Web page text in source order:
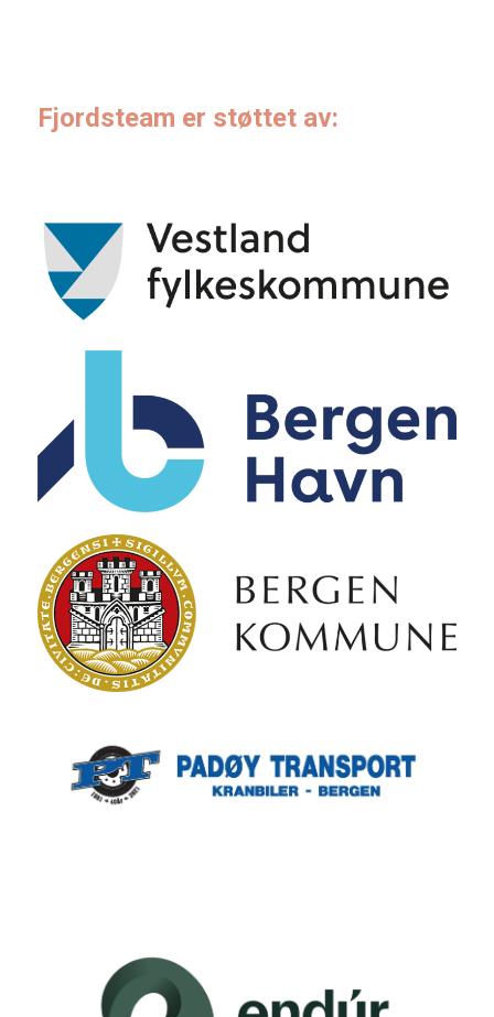
Fjordsteam er støttet av: